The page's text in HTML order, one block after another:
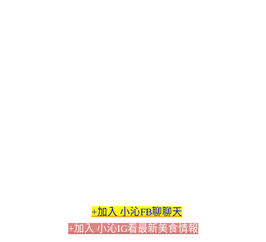
+加入 小沁FB聊聊天
+加入 小沁IG看最新美食情報